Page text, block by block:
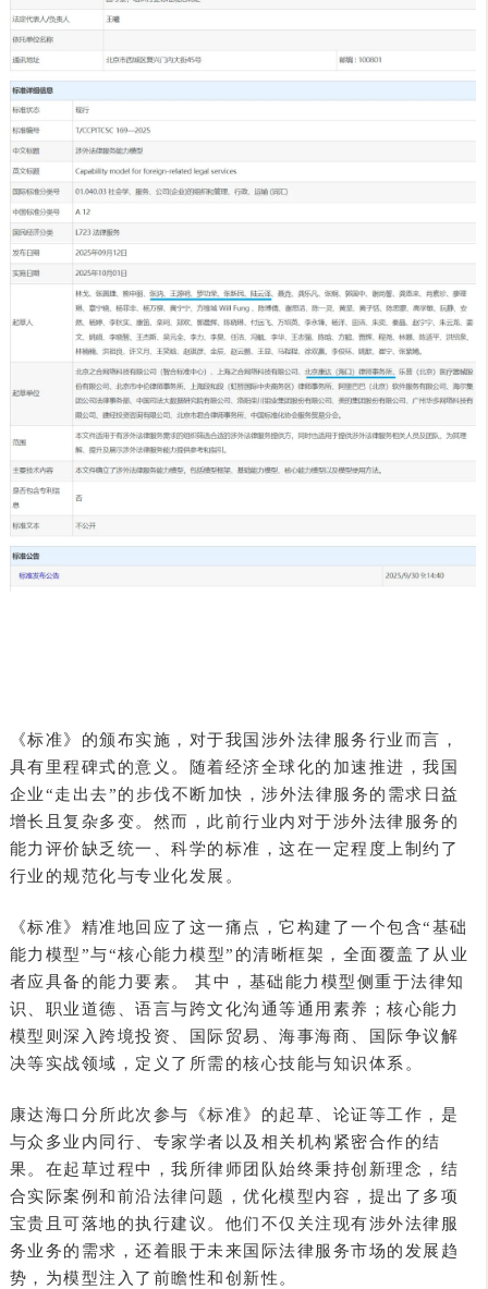
《标准》的颁布实施，对于我国涉外法律服务行业而言，
具有里程碑式的意义。随着经济全球化的加速推进，我国
企业“走出去”的步伐不断加快，涉外法律服务的需求日益
增长且复杂多变。然而，此前行业内对于涉外法律服务的
能力评价缺乏统一、科学的标准，这在一定程度上制约了
行业的规范化与专业化发展。
《标准》精准地回应了这一痛点，它构建了一个包含“基础
能力模型”与“核心能力模型”的清晰框架，全面覆盖了从业
者应具备的能力要素。 其中，基础能力模型侧重于法律知
识、职业道德、语言与跨文化沟通等通用素养；核心能力
模型则深入跨境投资、国际贸易、海事海商、国际争议解
决等实战领域，定义了所需的核心技能与知识体系。
康达海口分所此次参与《标准》的起草、论证等工作，是
与众多业内同行、专家学者以及相关机构紧密合作的结
果。在起草过程中，我所律师团队始终秉持创新理念，结
合实际案例和前沿法律问题，优化模型内容，提出了多项
宝贵且可落地的执行建议。他们不仅关注现有涉外法律服
务业务的需求，还着眼于未来国际法律服务市场的发展趋
势，为模型注入了前瞻性和创新性。